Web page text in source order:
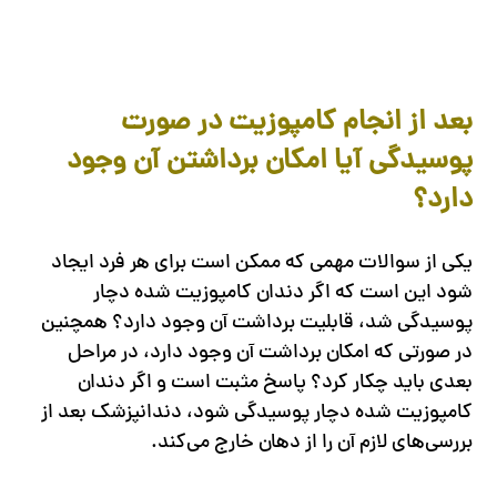
بعد از انجام کامپوزیت در صورت
پوسیدگی آیا امکان برداشتن آن وجود
دارد؟
یکی از سوالات مهمی که ممکن است برای هر فرد ایجاد
شود این است که اگر دندان کامپوزیت شده دچار
پوسیدگی شد، قابلیت برداشت آن وجود دارد؟ همچنین
در صورتی که امکان برداشت آن وجود دارد، در مراحل
بعدی باید چکار کرد؟ پاسخ مثبت است و اگر دندان
کامپوزیت شده دچار پوسیدگی شود، دندانپزشک بعد از
بررسی‌های لازم آن را از دهان خارج می‌کند.